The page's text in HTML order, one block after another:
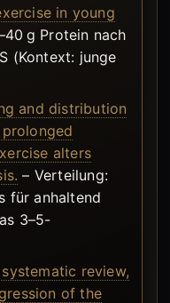
in young
g Protein nach
(Kontext: junge
and distribution
alters
– Verteilung:
für anhaltend
3–5-
review,
of the